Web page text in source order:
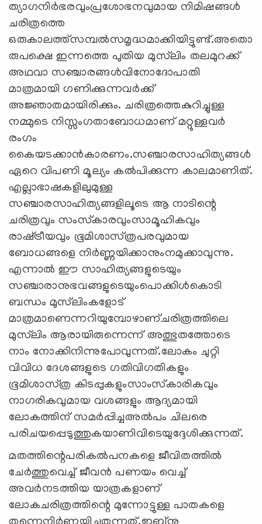
ത്യാഗനിര്‍ഭരവുംപ്രശോഭനവുമായ നിമിഷങ്ങള്‍
ചരിത്രത്തെ
ഒരുകാലത്ത്‌സമ്പല്‍സമൃദ്ധമാക്കിയിട്ടുണ്ട്‌.അതൊ
രുപക്ഷെ ഇന്നത്തെ പുതിയ മുസ്‌ലിം തലമുറക്ക്‌
അഥവാ സഞ്ചാരങ്ങള്‍വിനോദോപാതി
മാത്രമായി ഗണിക്കുന്നവര്‍ക്ക്‌
അജ്ഞാതമായിരിക്കും. ചരിത്രത്തെകുറിച്ചുള്ള
നമ്മുടെ നിസ്സംഗതാബോധമാണ്‌ മറ്റുള്ളവര്‍
രംഗം
കൈയടക്കാന്‍കാരണം.സഞ്ചാരസാഹിത്യങ്ങള്‍
ഏറെ വിപണി മൂല്യം കല്‍പിക്കുന്ന കാലമാണിത്‌.
എല്ലാഭാഷകളിലുമുള്ള
സഞ്ചാരസാഹിത്യങ്ങളിലൂടെ ആ നാടിന്റെ
ചരിത്രവും സംസ്‌കാരവുംസാമൂഹികവും
രാഷ്‌ട്രീയവും ഭൂമിശാസ്‌ത്രപരവുമായ
ബോധങ്ങളെ നിര്‍ണ്ണയിക്കാനുംനമുക്കാവുന്നു.
എന്നാല്‍ ഈ സാഹിത്യങ്ങളുടെയും
സഞ്ചാരാനുഭവങ്ങളുടെയുംപൊക്കിള്‍കൊടി
ബന്ധം മുസ്‌ലിംകളോട്‌
മാത്രമാണെന്നറിയുമ്പോഴാണ്‌ചരിത്രത്തിലെ
മുസ്‌ലിം ആരായിരുന്നെന്ന്‌ അത്ഭുതത്തോടെ
നാം നോക്കിനിന്നുപോവുന്നത്‌.ലോകം ചുറ്റി
വിവിധ ദേശങ്ങളുടെ ഗതിവിഗതികളും
ഭൂമിശാസ്‌ത്ര കിടപ്പുകളുംസാംസ്‌കാരികവും
നാഗരികവുമായ വശങ്ങളും ആദ്യമായി
ലോകത്തിന്‌ സമര്‍പ്പിച്ചഅല്‍പം ചിലരെ
പരിചയപ്പെടുത്തുകയാണിവിടെയുദ്ദേശിക്കുന്നത്‌.
മതത്തിന്റെപരികല്‍പനകളെ ജീവിതത്തില്‍
ചേര്‍ത്തുവെച്ച്‌ ജീവന്‍ പണയം വെച്ച്‌
അവര്‍നടത്തിയ യാത്രകളാണ്‌
ലോകചരിത്രത്തിന്റെ മുന്നോട്ടുള്ള പാതകളെ